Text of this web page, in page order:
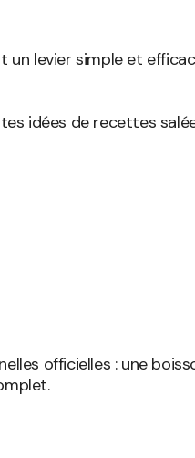
levier simple et
idées de recettes
officielles : une